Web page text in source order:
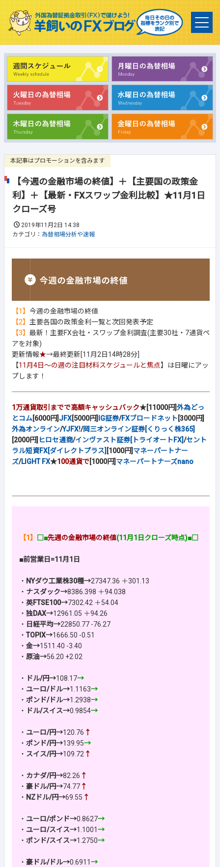
本記事はプロモーションを含みます
【今週の金融市場の終値】＋【主要国の政策金
利】＋【最新・FXスワップ金利比較】★11月1日
クローズ号
2019年11月2日 14:38
カテゴリ： 為替相場分析や速報
【1】 今週の金融市場の終値
【2】 主要各国の政策金利一覧と次回発表予定
【3】 最新！主要FX会社・スワップ金利調査(主要30社・7通貨ペ
アを対象)
更新情報★→最終更新[11月2日14時28分]
【11月4日～の週の注目材料スケジュールと焦点】は日曜にアッ
プします！
1万通貨取引までで高額キャッシュバック★[11000円]外為どっ
とコム[6000円] JFX[5000円] IG証券/FXブロードネット [3000円]
外為オンライン/YJFX!/岡三オンライン証券[くりっく株365]
[2000円] ヒロセ通商/インヴァスト証券[トライオートFX]/セント
ラル短資FX[ダイレクトプラス] [1000円] マネーパートナー
ズ/LIGHT FX★100通貨で[1000円] マネーパートナーズnano
【1】 □■先週の金融市場の終値(11月1日クローズ時点)■□
■前営業日=11月1日
・ NYダウ工業株30種→27347.36 ＋301.13
・ ナスダック→8386.398 ＋94.038
・ 英FTSE100→7302.42 ＋54.04
・ 独DAX→12961.05 ＋94.26
・ 日経平均→22850.77 -76.27
・ TOPIX→1666.50 -0.51
・ 金→1511.40 -3.40
・ 原油→56.20 +2.02
・ ドル/円→108.17→
・ ユーロ/ドル→1.1163→
・ ポンド/ドル→1.2938→
・
ドル/スイス→0.9854→
・ ユーロ/円→120.76 ↑
・ ポンド/円→139.95→
・ スイス/円→109.72 ↑
・ カナダ/円→82.26 ↑
・ 豪ドル/円→74.77 ↑
・ NZドル/円→69.55 ↑
・ ユーロ/ポンド→0.8627→
・ ユーロ/スイス→1.1001→
・ ポンド/スイス→1.2750→
・ 豪ドル/ドル→0.6911→